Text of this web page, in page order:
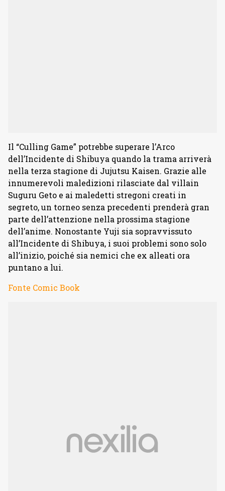
Il “Culling Game” potrebbe superare l’Arco
dell’Incidente di Shibuya quando la trama arriverà
nella terza stagione di Jujutsu Kaisen. Grazie alle
innumerevoli maledizioni rilasciate dal villain
Suguru Geto e ai maledetti stregoni creati in
segreto, un torneo senza precedenti prenderà gran
parte dell’attenzione nella prossima stagione
dell’anime. Nonostante Yuji sia sopravvissuto
all’Incidente di Shibuya, i suoi problemi sono solo
all’inizio, poiché sia nemici che ex alleati ora
puntano a lui.
Fonte Comic Book